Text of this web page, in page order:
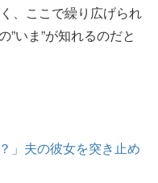
、ここで繰り広げられ
”いま”が知れるのだと
」夫の彼女を突き止め